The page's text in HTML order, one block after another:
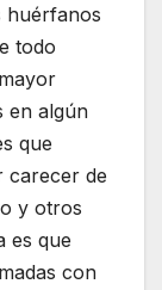
huérfanos
todo
en algún
que
carecer de
y otros
es que
con